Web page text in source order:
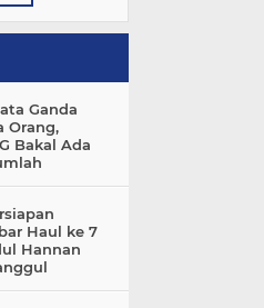
Ganda
Orang,
Bakal Ada
Haul ke 7
Hannan